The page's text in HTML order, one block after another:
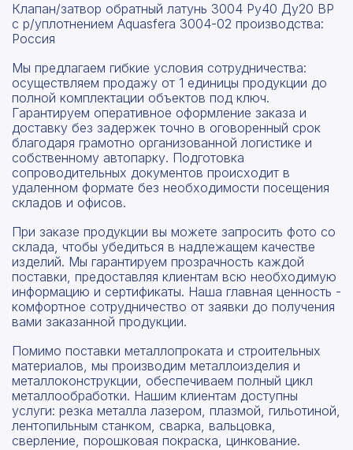
Клапан/затвор обратный латунь 3004 Ру40 Ду20 ВР
с р/уплотнением Aquasfera 3004-02 производства:
Россия
Мы предлагаем гибкие условия сотрудничества:
осуществляем продажу от 1 единицы продукции до
полной комплектации объектов под ключ.
Гарантируем оперативное оформление заказа и
доставку без задержек точно в оговоренный срок
благодаря грамотно организованной логистике и
собственному автопарку. Подготовка
сопроводительных документов происходит в
удаленном формате без необходимости посещения
складов и офисов.
При заказе продукции вы можете запросить фото со
склада, чтобы убедиться в надлежащем качестве
изделий. Мы гарантируем прозрачность каждой
поставки, предоставляя клиентам всю необходимую
информацию и сертификаты. Наша главная ценность -
комфортное сотрудничество от заявки до получения
вами заказанной продукции.
Помимо поставки металлопроката и строительных
материалов, мы производим металлоизделия и
металлоконструкции, обеспечиваем полный цикл
металлообработки. Нашим клиентам доступны
услуги: резка металла лазером, плазмой, гильотиной,
лентопильным станком, сварка, вальцовка,
сверление, порошковая покраска, цинкование.